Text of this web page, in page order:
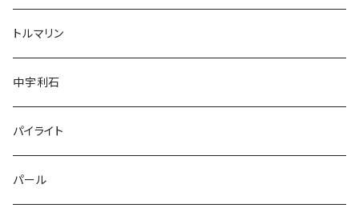
トルマリン
中宇利石
パイライト
パール